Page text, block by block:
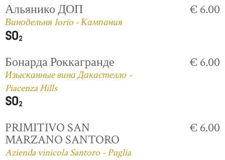
Альянико ДОП
Винодельня Iorio - Кампания
€ 6.00
Бонарда Роккагранде
Изысканные вина Дакастелло -
Piacenza Hills
€ 6.00
PRIMITIVO SAN
MARZANO SANTORO
Azienda vinicola Santoro - Puglia
€ 6.00